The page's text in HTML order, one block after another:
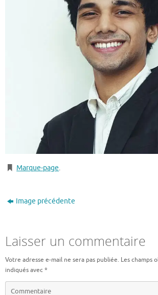
Marque-page.
Image précédente
Laisser un commentaire
Votre adresse e-mail ne sera pas publiée. Les champs
indiqués avec*